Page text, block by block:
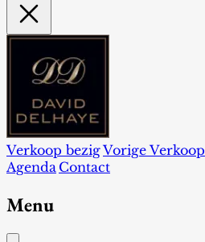
Verkoop bezigVorige Verkoop
Agenda Contact
Menu